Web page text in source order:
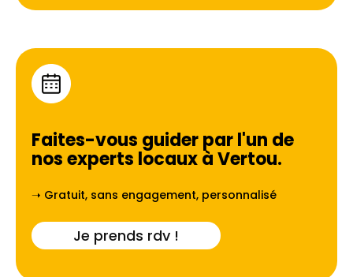
Faites-vous guider par l'un de
nos experts locaux àVertou.
➝ Gratuit, sans engagement, personnalisé
Je prends rdv !